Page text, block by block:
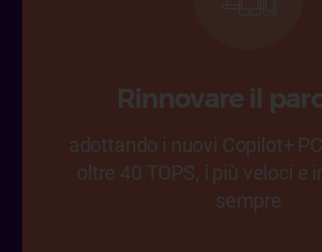
Rinnovare il
adottando i nuovi Copilot+
oltre 40 TOPS, i più veloci e
sempre